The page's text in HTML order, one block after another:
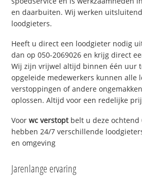
en daarbuiten. Wij werken
loodgieters.
Heeft u direct een loodgieter nodig
dan op 050-2069026 en krijg direct
Wij zijn vrijwel altijd binnen één uur
opgeleide medewerkers kunnen alle
verstoppingen of andere
oplossen. Altijd voor een redelijke
Voorwc verstoptbelt u deze ochtend
hebben 24/7 verschillende
en omgeving
Jarenlange ervaring